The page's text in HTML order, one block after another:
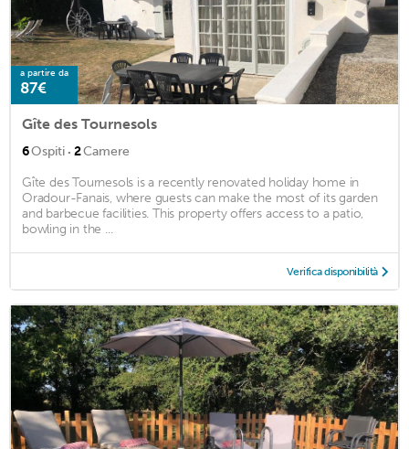
a partire da
87€
Gîte des Tournesols
6Ospiti · 2Camere
Gîte des Tournesols is a recently renovated holiday home in
Oradour-Fanais, where guests can make the most of its garden
and barbecue facilities. This property offers access to a patio,
bowling in the ...
Verifica disponibilità